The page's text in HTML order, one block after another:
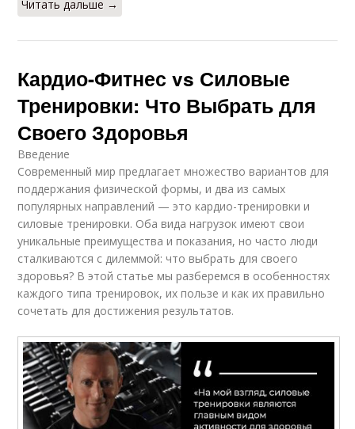
Читать дальше →
Кардио-Фитнес vs Силовые
Тренировки: Что Выбрать для
Своего Здоровья
Введение
Современный мир предлагает множество вариантов для
поддержания физической формы, и два из самых
популярных направлений — это кардио-тренировки и
силовые тренировки. Оба вида нагрузок имеют свои
уникальные преимущества и показания, но часто люди
сталкиваются с дилеммой: что выбрать для своего
здоровья? В этой статье мы разберемся в особенностях
каждого типа тренировок, их пользе и как их правильно
сочетать для достижения результатов.